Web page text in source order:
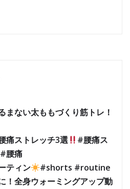
まない太ももづくり筋トレ！
痛ストレッチ3選
#腰痛ス
腰痛
ティン
#shorts #routine
！全身ウォーミングアップ動